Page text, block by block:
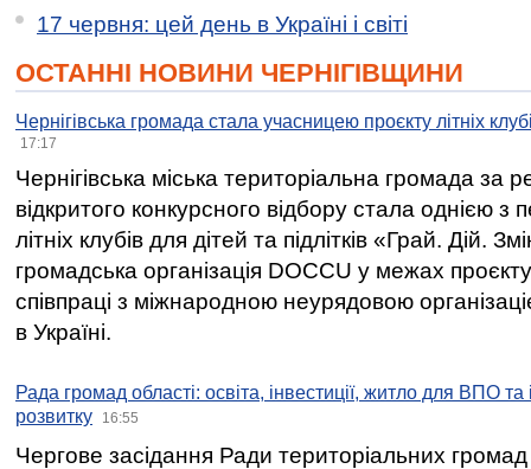
17 червня: цей день в Україні і світі
ОСТАННІ НОВИНИ ЧЕРНІГІВЩИНИ
Чернігівська громада стала учасницею проєкту літніх
17:17
Чернігівська міська територіальна громада за
відкритого конкурсного відбору стала однією
літніх клубів для дітей та підлітків «Грай. Дій.
громадська організація DOCCU у межах
співпраці з міжнародною неурядовою
в Україні.
Рада громад області: освіта, інвестиції, житло для ВПО
розвитку
16:55
Чергове засідання Ради територіальних громад